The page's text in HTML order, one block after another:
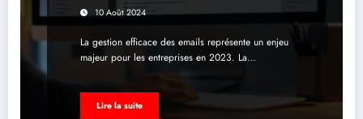
10 Août 2024
La gestion efficace des emails représente un enjeu
majeur pour les entreprises en 2023. La…
Lire la suite